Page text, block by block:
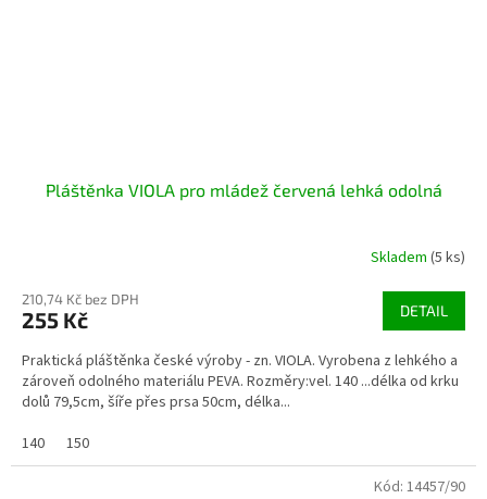
Pláštěnka VIOLA pro mládež červená lehká odolná
Skladem (5 ks)
210,74 Kč bez DPH
255 Kč DETAIL
Praktická pláštěnka české výroby - zn. VIOLA. Vyrobena z lehkého a
zároveň odolného materiálu PEVA. Rozměry:vel. 140 ...délka od krku
dolů 79,5cm, šíře přes prsa 50cm, délka...
140
150
Kód: 14457/90